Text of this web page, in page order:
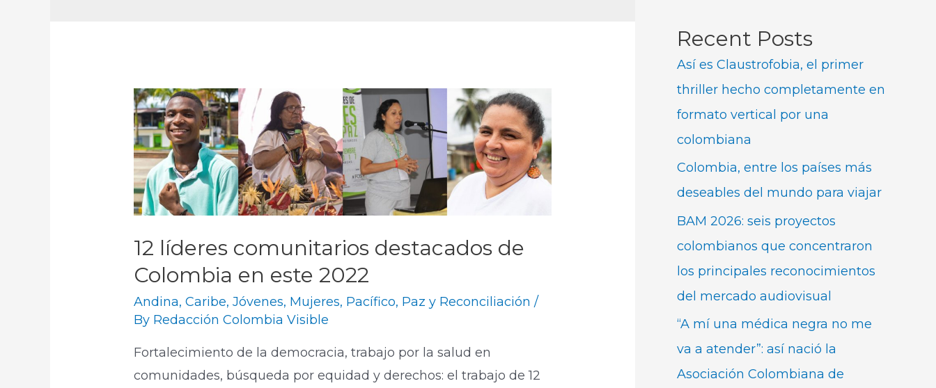
12 líderes comunitarios destacados de
Colombia en este 2022
Andina,Caribe,Jóvenes, Mujeres, Pacífico, Paz y Reconciliación /
By Redacción Colombia Visible
Fortalecimiento de la democracia, trabajo por la salud en
comunidades, búsqueda por equidad y derechos: el trabajo de 12
Recent Posts
Así es Claustrofobia, el primer
thriller hecho completamente en
formato vertical por una
colombiana
Colombia, entre los países más
deseables del mundo para viajar
BAM 2026: seis proyectos
colombianos que concentraron
los principales reconocimientos
del mercado audiovisual
“A mí una médica negra no me
va a atender”: así nació la
Asociación Colombiana de